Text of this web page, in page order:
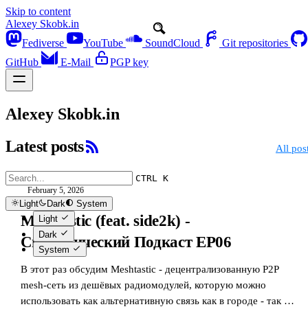
Skip to content
Alexey Skobk.in
Fediverse
YouTube SoundCloud
Git repositories
GitHub
E-Mail PGP key
CTRL K
Light Dark
System
Light
Dark
System
Alexey Skobk.in
Latest posts
All
February 5, 2026
Meshtastic (feat. side2k) -
Спорадический Подкаст EP06
В этот раз обсудим Meshtastic - децентрализованную P2P
mesh-сеть из дешёвых радиомодулей, которую можно
использовать как альтернативную связь как в городе - так и